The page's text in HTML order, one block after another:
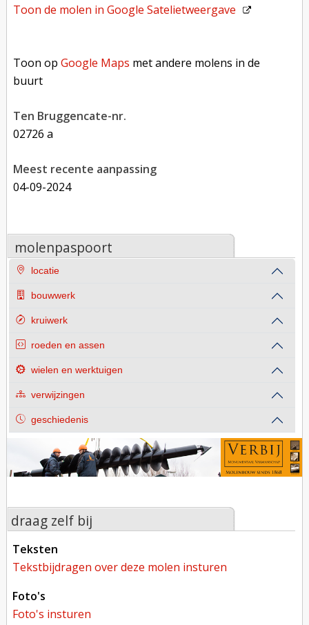
Toon de molen inGoogle Satelietweergave
Toon opGoogle Maps met andere molens in de
buurt
Ten Bruggencate-nr.
02726 a
Meest recente aanpassing
04-09-2024
molenpaspoort
locatie
bouwwerk
kruiwerk
roeden en assen
wielen en werktuigen
verwijzingen
geschiedenis
draag zelf bij
teksten
tekstbijdragen over deze molen insturen
foto's
foto's insturen